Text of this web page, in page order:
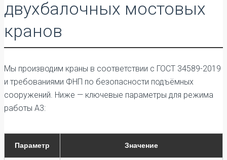
двухбалочных мостовых
кранов
Мы производим краны в соответствии с ГОСТ 34589-2019
и требованиями ФНП по безопасности подъёмных
сооружений. Ниже — ключевые параметры для режима
работы А3:
Параметр Значение